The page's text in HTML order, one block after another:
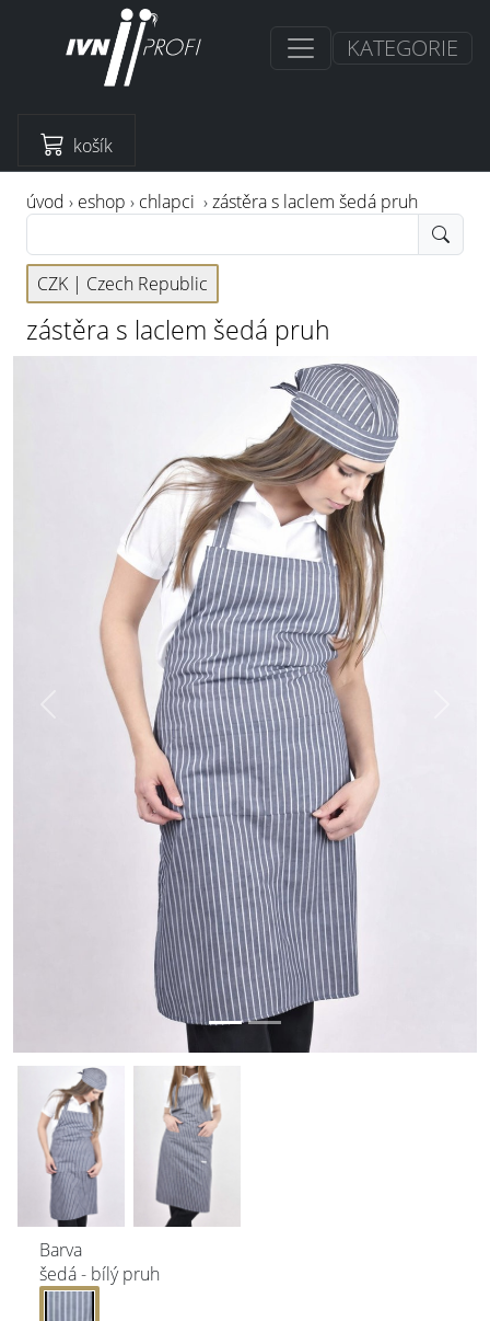
KATEGORIE
košík
úvod › eshop › chlapci ›zástěra s laclem šedá pruh
CZK | Czech Republic
zástěra s laclem šedá pruh
Barva
šedá - bílý pruh